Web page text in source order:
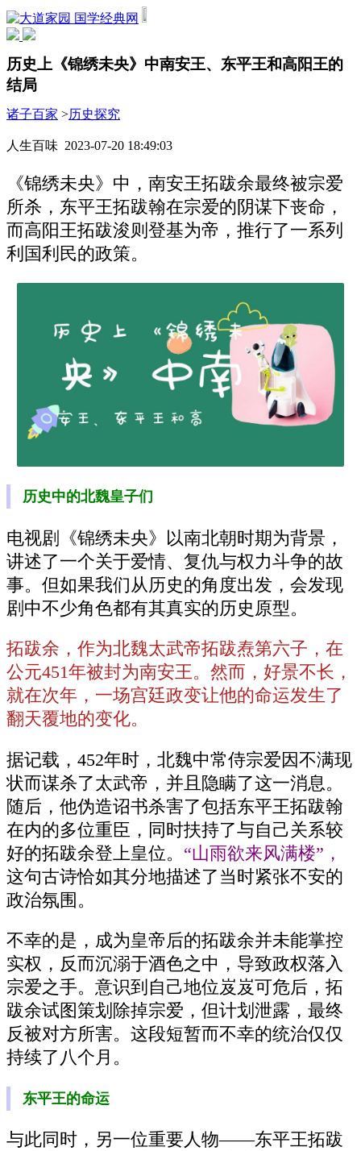
国学经典网
历史上《锦绣未央》中南安王、东平王和高阳王的
结局
诸子百家 >历史探究
人生百味 2023-07-20 18:49:03
《锦绣未央》中，南安王拓跋余最终被宗爱
所杀，东平王拓跋翰在宗爱的阴谋下丧命，
而高阳王拓跋浚则登基为帝，推行了一系列
利国利民的政策。
历史中的北魏皇子们
电视剧《锦绣未央》以南北朝时期为背景，
讲述了一个关于爱情、复仇与权力斗争的故
事。但如果我们从历史的角度出发，会发现
剧中不少角色都有其真实的历史原型。
拓跋余，作为北魏太武帝拓跋焘第六子，在
公元451年被封为南安王。然而，好景不长，
就在次年，一场宫廷政变让他的命运发生了
翻天覆地的变化。
据记载，452年时，北魏中常侍宗爱因不满现
状而谋杀了太武帝，并且隐瞒了这一消息。
随后，他伪造诏书杀害了包括东平王拓跋翰
在内的多位重臣，同时扶持了与自己关系较
好的拓跋余登上皇位。 “山雨欲来风满楼”，
这句古诗恰如其分地描述了当时紧张不安的
政治氛围。
不幸的是，成为皇帝后的拓跋余并未能掌控
实权，反而沉溺于酒色之中，导致政权落入
宗爱之手。意识到自己地位岌岌可危后，拓
跋余试图策划除掉宗爱，但计划泄露，最终
反被对方所害。这段短暂而不幸的统治仅仅
持续了八个月。
东平王的命运
与此同时，另一位重要人物——东平王拓跋